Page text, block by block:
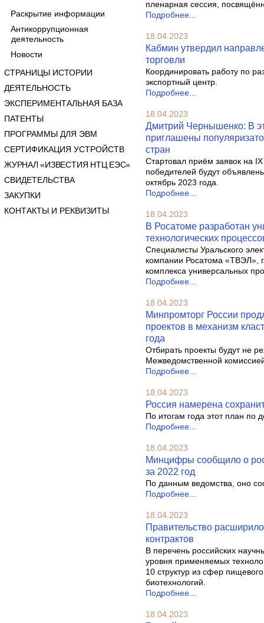
Раскрытие информации
Антикоррупционная
деятельность
Новости
СТРАНИЦЫ ИСТОРИИ
ДЕЯТЕЛЬНОСТЬ
ЭКСПЕРИМЕНТАЛЬНАЯ БАЗА
ПАТЕНТЫ
ПРОГРАММЫ ДЛЯ ЭВМ
СЕРТИФИКАЦИЯ УСТРОЙСТВ
ЖУРНАЛ «ИЗВЕСТИЯ НТЦ ЕЭС»
СВИДЕТЕЛЬСТВА
ЗАКУПКИ
КОНТАКТЫ И РЕКВИЗИТЫ
пленарная сессия,
Подробнее...
18.04.2023
Кабмин утвердил
торговли
Координировать работу по
экспортный центр.
Подробнее...
18.04.2023
Дмитрий Чернышенко: В
приглашены
стран
Стартовал приём заявок на
победителей будут
октябрь 2023 года.
Подробнее...
18.04.2023
В Росатоме разработан
технологических
Специалисты Уральского
компании Росатома «ТВЭЛ»,
комплекса универсальных
Подробнее...
18.04.2023
Минпромторг России
проектов в механизм
года
Отбирать проекты будут не
Межведомственной
Подробнее...
18.04.2023
Россия намерена
По итогам года этот план по
Подробнее...
18.04.2023
Минцифры сообщило о
за 2022 год
По данным ведомства, оно
Подробнее...
18.04.2023
Правительство
контрактов
В перечень российских
уровня применяемых
10 структур из сфер
биотехнологий.
Подробнее...
18.04.2023